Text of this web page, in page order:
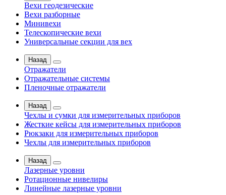
Вехи геодезические
Вехи разборные
Минивехи
Телескопические вехи
Универсальные секции для вех
Назад
Отражатели
Отражательные системы
Пленочные отражатели
Назад
Чехлы и сумки для измерительных приборов
Жесткие кейсы для измерительных приборов
Рюкзаки для измерительных приборов
Чехлы для измерительных приборов
Назад
Лазерные уровни
Ротационные нивелиры
Линейные лазерные уровни